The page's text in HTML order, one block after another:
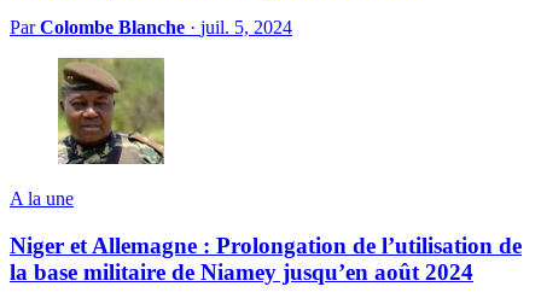
ParColombe Blanche · juil. 5, 2024
A la une
Niger et Allemagne : Prolongation de l’utilisation de
la base militaire de Niamey jusqu’en août 2024